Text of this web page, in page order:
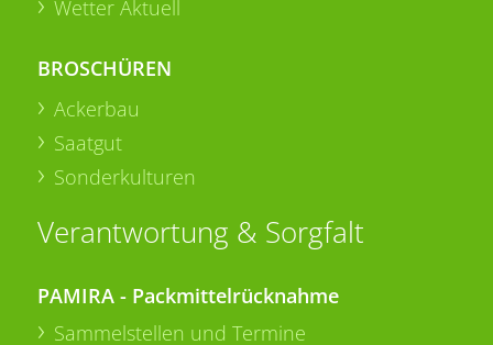
Wetter Aktuell
BROSCHÜREN
Ackerbau
Saatgut
Sonderkulturen
Verantwortung & Sorgfalt
PAMIRA - Packmittelrücknahme
Sammelstellen und Termine